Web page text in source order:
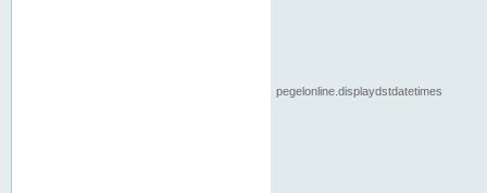
pegelonline.displaydstdatetimes